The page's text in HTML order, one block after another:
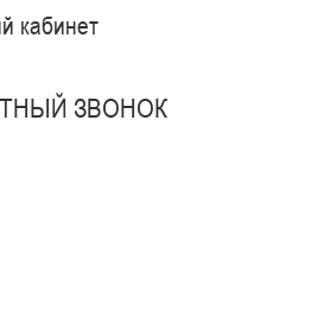
кабинет
ЗВОНОК